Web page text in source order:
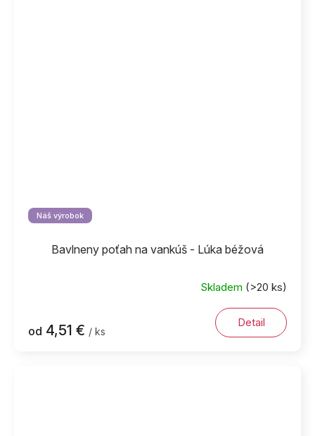
Náš výrobok
Bavlneny poťah na vankúš - Lúka béžová
Skladem (>20 ks)
od 4,51 € / ks
Detail